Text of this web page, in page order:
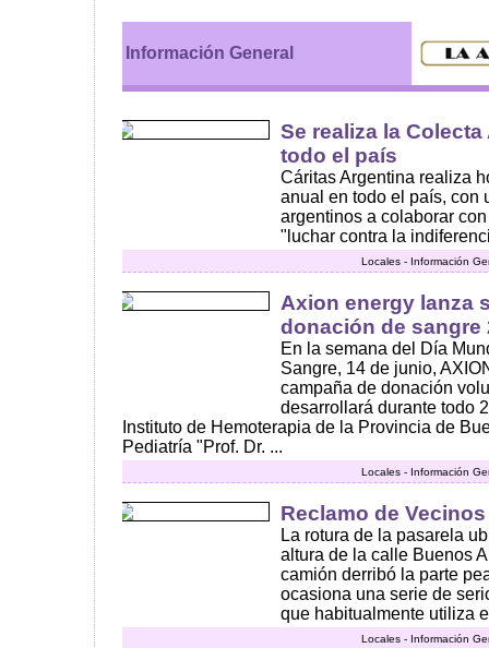
Información General
Se realiza la
todo el país
Cáritas Argentina realiza
anual en todo el país, con
argentinos a colaborar
"luchar contra la
Locales - Información
Axion energy lanza
donación de sangre
En la semana del Día
Sangre, 14 de junio,
campaña de donación
desarrollará durante todo
Instituto de Hemoterapia de la Provincia de
Pediatría "Prof. Dr. ...
Locales - Información
Reclamo de Vecinos
La rotura de la pasarela
altura de la calle Buenos
camión derribó la parte
ocasiona una serie de
que habitualmente utiliza
Locales - Información